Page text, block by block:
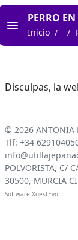
PERRO
Inicio
Disculpas, la
© 2026 ANTONIA
Tlf: +34
POLVORISTA, C/
30500, MURCIA
Software XgestEvo